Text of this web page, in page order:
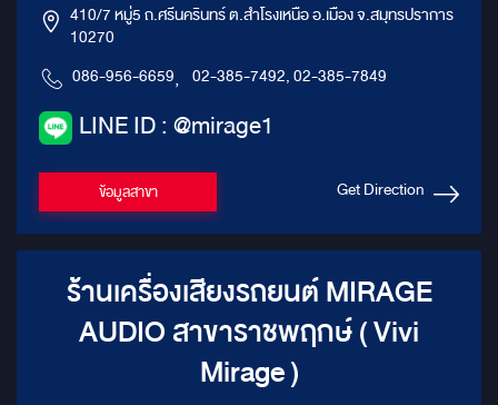
410/7 หมู่5 ถ.ศรีนครินทร์ ต.สำโรงเหนือ อ.เมือง จ.สมุทรปราการ
10270
086-956-6659, 02-385-7492, 02-385-7849
LINE ID : @mirage1
ข้อมูลสาขา Get Direction
ร้านเครื่องเสียงรถยนต์ MIRAGE
AUDIO สาขาราชพฤกษ์ ( Vivi
Mirage )